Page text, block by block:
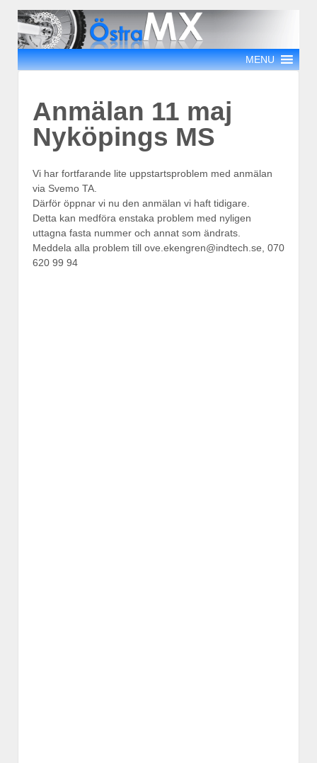
MENU
Anmälan 11 maj
Nyköpings MS
Vi har fortfarande lite uppstartsproblem med anmälan
via Svemo TA.
Därför öppnar vi nu den anmälan vi haft tidigare.
Detta kan medföra enstaka problem med nyligen
uttagna fasta nummer och annat som ändrats.
Meddela alla problem till ove.ekengren@indtech.se, 070
620 99 94